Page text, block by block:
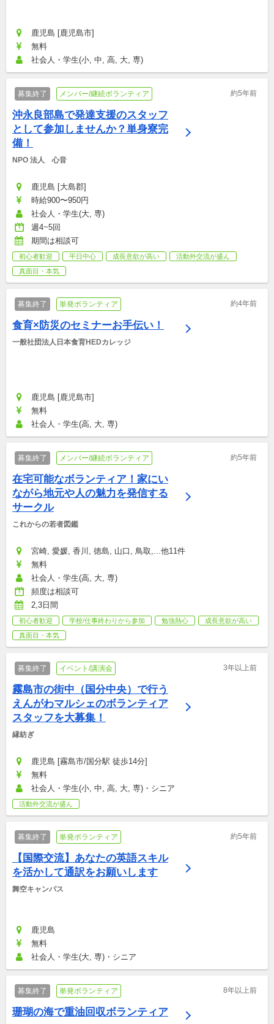
鹿児島 [鹿児島市]
無料
社会人・学生(小, 中, 高, 大, 専)
募集終了 メンバー/継続ボランティア 約5年前
沖永良部島で発達支援のスタッフ
として参加しませんか？単身寮完
備！
NPO 法人　心音
鹿児島 [大島郡]
時給900〜950円
社会人・学生(大, 専)
週4~5回
期間は相談可
初心者歓迎 平日中心 成長意欲が高い
活動外交流が盛ん
真面目・本気
募集終了 単発ボランティア 約4年前
食育×防災のセミナーお手伝い！
一般社団法人日本食育HEDカレッジ
鹿児島 [鹿児島市]
無料
社会人・学生(高, 大, 専)
募集終了 メンバー/継続ボランティア 約5年前
在宅可能なボランティア！家にい
ながら地元や人の魅力を発信する
サークル
これからの若者図鑑
宮崎, 愛媛, 香川, 徳島, 山口, 鳥取,...他11件
無料
社会人・学生(高, 大, 専)
頻度は相談可
2,3日間
初心者歓迎 学校/仕事終わりから参加 勉強熱心
成長意欲が高い
真面目・本気
募集終了 イベント/講演会 3年以上前
霧島市の街中（国分中央）で行う
えんがわマルシェのボランティア
スタッフを大募集！
縁紡ぎ
鹿児島 [霧島市/国分駅 徒歩14分]
無料
社会人・学生(小, 中, 高, 大, 専)・シニア
活動外交流が盛ん
募集終了 単発ボランティア 約5年前
【国際交流】あなたの英語スキル
を活かして通訳をお願いします
舞空キャンパス
鹿児島
無料
社会人・学生(大, 専)・シニア
募集終了 単発ボランティア 8年以上前
珊瑚の海で重油回収ボランティア